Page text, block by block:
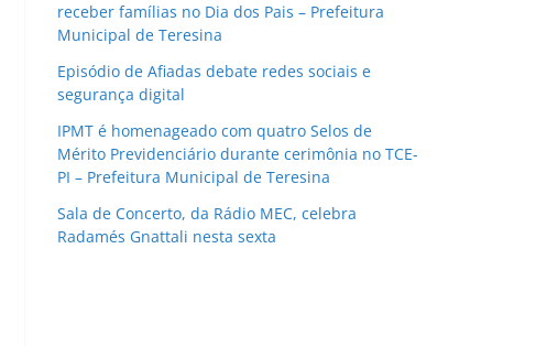
receber famílias no Dia dos Pais – Prefeitura
Municipal de Teresina
Episódio de Afiadas debate redes sociais e
segurança digital
IPMT é homenageado com quatro Selos de
Mérito Previdenciário durante cerimônia no TCE-
PI – Prefeitura Municipal de Teresina
Sala de Concerto, da Rádio MEC, celebra
Radamés Gnattali nesta sexta